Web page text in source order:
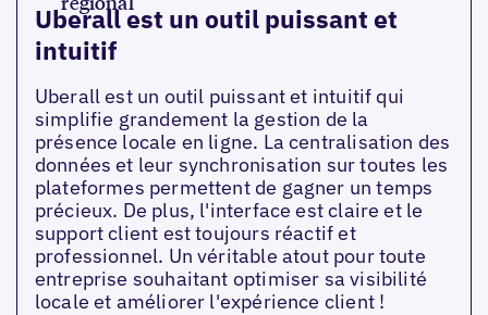
Uberall est un outil puissant et
intuitif
Uberall est un outil puissant et intuitif qui
simplifie grandement la gestion de la
présence locale en ligne. La centralisation des
données et leur synchronisation sur toutes les
plateformes permettent de gagner un temps
précieux. De plus, l'interface est claire et le
support client est toujours réactif et
professionnel. Un véritable atout pour toute
entreprise souhaitant optimiser sa visibilité
locale et améliorer l'expérience client !